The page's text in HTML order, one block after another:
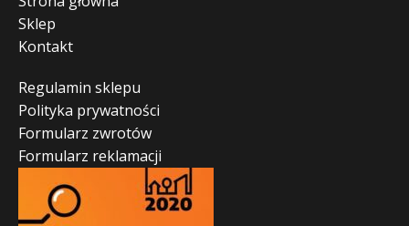
Sklep
Kontakt
Regulamin sklepu
Polityka prywatności
Formularz zwrotów
Formularz reklamacji